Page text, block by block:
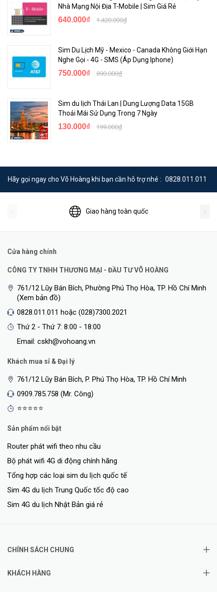
Nhà Mạng Nội Địa T-Mobile | Sim Giá Rẻ
640.000₫ 1.420.000₫
Sim Du Lịch Mỹ - Mexico - Canada Không Giới Hạn
Nghe Gọi - 4G - SMS (Áp Dụng Iphone)
750.000₫ 890.000₫
Sim du lịch Thái Lan | Dung Lượng Data 15GB
Thoải Mái Sử Dụng Trong 7 Ngày
130.000₫ 199.000₫
Hãy gọi ngay cho Võ Hoàng khi bạn cần hỗ trợ nhé : 0828.011.011
Giao hàng toàn quốc
Cửa hàng chính
CÔNG TY TNHH THƯƠNG MẠI - ĐẦU TƯ VÕ HOÀNG
761/12 Lũy Bán Bích, Phường Phú Thọ Hòa, TP. Hồ Chí Minh
(Xem bản đồ)
0828.011.011 hoặc (028)7300.2021
Thứ 2 - Thứ 7: 8:00 - 18:00
Email: cskh@vohoang.vn
Khách mua sỉ & Đại lý
761/12 Lũy Bán Bích, P. Phú Thọ Hòa, TP. Hồ Chí Minh
0909.785.758 (Mr. Công)
⭐⭐⭐⭐⭐
Sản phẩm nổi bật
Router phát wifi theo nhu cầu
Bộ phát wifi 4G di động chính hãng
Tổng hợp các loại sim du lịch quốc tế
Sim 4G du lịch Trung Quốc tốc độ cao
Sim 4G du lịch Nhật Bản giá rẻ
CHÍNH SÁCH CHUNG
KHÁCH HÀNG